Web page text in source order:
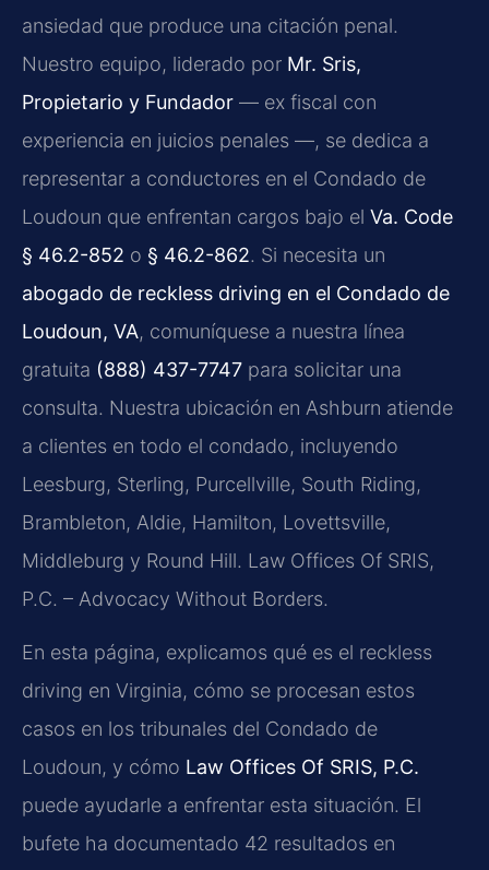
ansiedad que produce una citación penal.
Nuestro equipo, liderado por Mr. Sris,
Propietario y Fundador — ex fiscal con
experiencia en juicios penales —, se dedica a
representar a conductores en el Condado de
Loudoun que enfrentan cargos bajo el Va. Code
§ 46.2-852 o § 46.2-862. Si necesita un
abogado de reckless driving en el Condado de
Loudoun, VA, comuníquese a nuestra línea
gratuita (888) 437-7747 para solicitar una
consulta. Nuestra ubicación en Ashburn atiende
a clientes en todo el condado, incluyendo
Leesburg, Sterling, Purcellville, South Riding,
Brambleton, Aldie, Hamilton, Lovettsville,
Middleburg y Round Hill. Law Offices Of SRIS,
P.C. – Advocacy Without Borders.
En esta página, explicamos qué es el reckless
driving en Virginia, cómo se procesan estos
casos en los tribunales del Condado de
Loudoun, y cómo Law Offices Of SRIS, P.C.
puede ayudarle a enfrentar esta situación. El
bufete ha documentado 42 resultados en